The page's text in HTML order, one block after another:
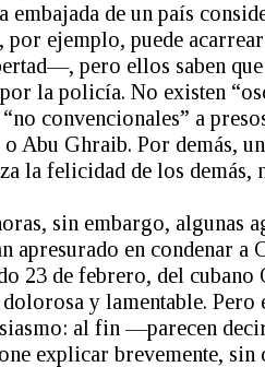
embajada de un país
por ejemplo, puede
pero ellos saben que
la policía. No existen
convencionales” a
o Abu Ghraib. Por demás,
la felicidad de los demás,
sin embargo, algunas
apresurado en condenar a
23 de febrero, del cubano
y lamentable. Pero
al fin —parecen
explicar brevemente,